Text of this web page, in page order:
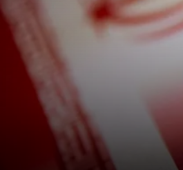
پاسخ اسرائیل چیست و آیا راه حل برای
رهایی از جمهوری اسلامی است؟
سلیمانی بازوی راست و نصرالله بازوی
چپ خامنه‌ای